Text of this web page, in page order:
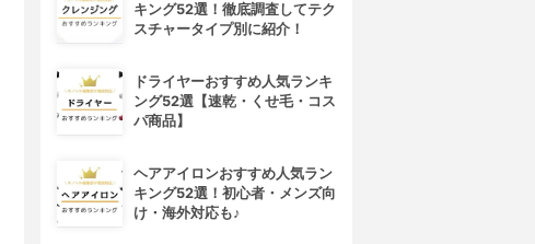
キング52選！徹底調査してテク
スチャータイプ別に紹介！
ドライヤーおすすめ人気ランキ
ング52選【速乾・くせ毛・コス
パ商品】
ヘアアイロンおすすめ人気ラン
キング52選！初心者・メンズ向
け・海外対応も♪